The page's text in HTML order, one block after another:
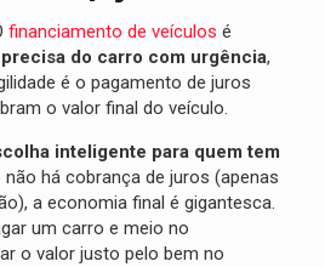
financiamento de veículos é
do carro com urgência,
é o pagamento de juros
o valor final do veículo.
inteligente para quem tem
não há cobrança de juros (apenas
a economia final é gigantesca.
um carro e meio no
o valor justo pelo bem no